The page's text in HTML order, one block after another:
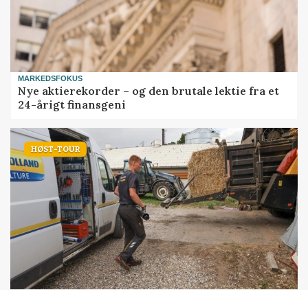
MARKEDSFOKUS
Nye aktierekorder – og den brutale lektie fra et
24-årigt finansgeni
HØST-TOUR